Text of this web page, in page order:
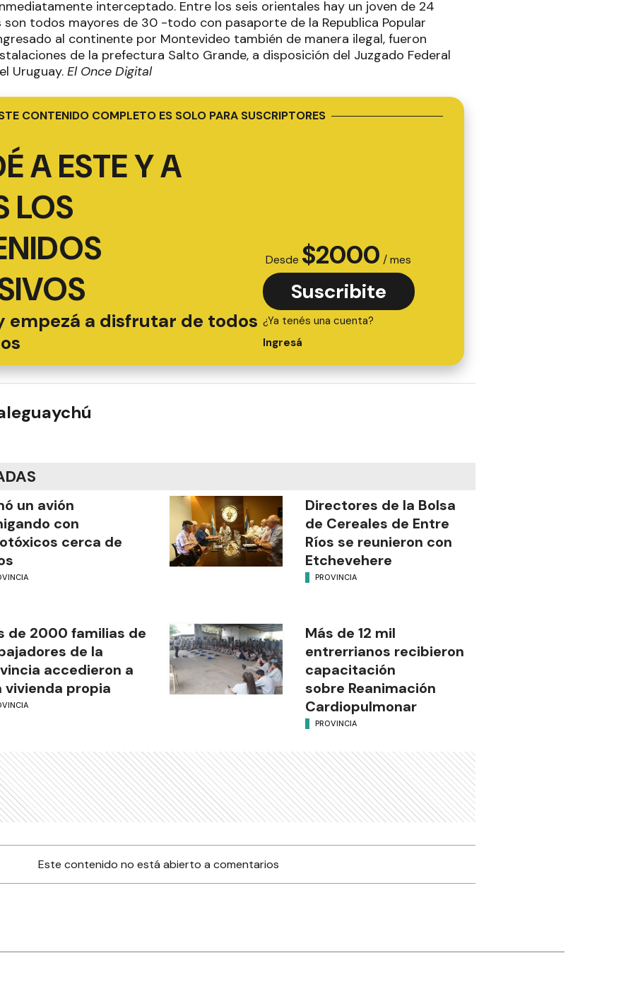
interceptado. Entre los seis orientales hay un joven de 24
son todos mayores de 30 -todo con pasaporte de la Republica Popular
al continente por Montevideo también de manera ilegal, fueron
de la prefectura Salto Grande, a disposición del Juzgado Federal
Uruguay. El Once Digital
CONTENIDO COMPLETO ES SOLO PARA SUSCRIPTORES
A ESTE Y A
LOS
empezá a disfrutar de todos
Desde $2000 / mes
Suscribite
¿Ya tenés una cuenta?
Ingresá
un avión
con
cerca de
Directores de la Bolsa
de Cereales de Entre
Ríos se reunieron con
Etchevehere
PROVINCIA
de 2000 familias de
de la
accedieron a
vivienda propia
Más de 12 mil
entrerrianos recibieron
capacitación
sobre Reanimación
Cardiopulmonar
PROVINCIA
Este contenido no está abierto a comentarios